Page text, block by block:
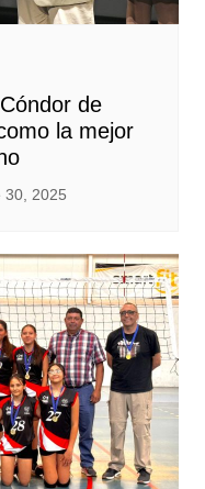
de
la mejor
30, 2025